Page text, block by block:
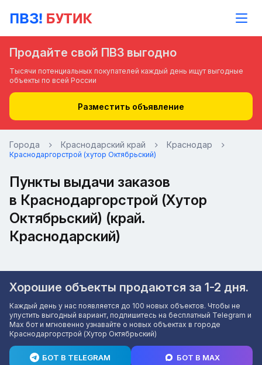
Продайте свой ПВЗ выгодно
Тысячи потенциальных покупателей каждый день ищут выгодные
объекты по всей России
Разместить объявление
Города Краснодарский край Краснодар
Краснодаргорстрой (хутор Октябрьский)
Пункты выдачи заказов
в Краснодаргорстрой (Хутор
Октябрьский) (край.
Краснодарский)
Хорошие объекты продаются за 1-2 дня.
Каждый день у нас появляется до 100 новых объектов. Чтобы не
упустить выгодный вариант, подпишитесь на бесплатный Telegram и
Max бот и мгновенно узнавайте о новых объектах в городе
Краснодаргорстрой (Хутор Октябрьский)
БОТ В TELEGRAM БОТ В MAX